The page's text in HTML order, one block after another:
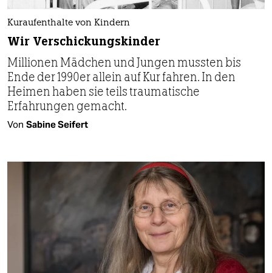
Kuraufenthalte von Kindern
Wir Verschickungskinder
Millionen Mädchen und Jungen mussten bis
Ende der 1990er allein auf Kur fahren. In den
Heimen haben sie teils traumatische
Erfahrungen gemacht.
Von Sabine Seifert